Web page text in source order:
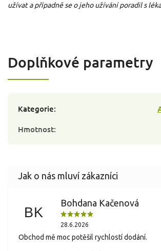
užívat a případně se o jeho užívání poradil s
Doplňkové parametry
Kategorie:
Hmotnost:
BK
Bohdana Kačenová
28.6.2026
Obchod mě moc potěšil rychlostí dodání.